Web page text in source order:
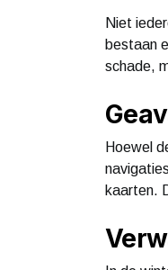
Niet
bestaan
schade,
Hoewel
kaarten.